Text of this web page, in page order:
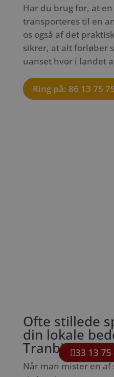
Har du brug for, at
transporteres til en
os også af det
sikrer, at alt forløber
uanset hvor i landet
Ring på: 86 13 75
Ofte stillede
din lokale
Tranbjerg
Når man mister en
33 13 75